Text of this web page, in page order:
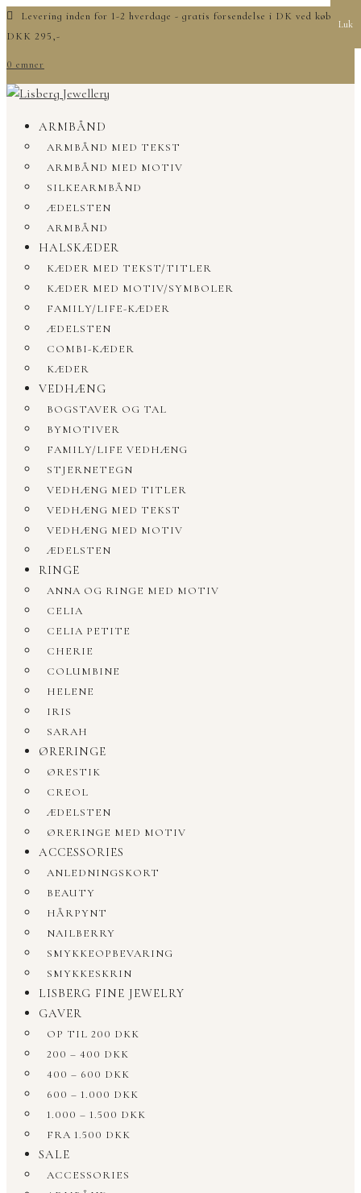
Levering inden for 1-2 hverdage - gratis forsendelse i DK ved køb over
DKK 295,-
0 emner
ARMBÅND
ARMBÅND MED TEKST
ARMBÅND MED MOTIV
SILKEARMBÅND
ÆDELSTEN
ARMBÅND
HALSKÆDER
KÆDER MED TEKST/TITLER
KÆDER MED MOTIV/SYMBOLER
FAMILY/LIFE-KÆDER
ÆDELSTEN
COMBI-KÆDER
KÆDER
VEDHÆNG
BOGSTAVER OG TAL
BYMOTIVER
FAMILY/LIFE VEDHÆNG
STJERNETEGN
VEDHÆNG MED TITLER
VEDHÆNG MED TEKST
VEDHÆNG MED MOTIV
ÆDELSTEN
RINGE
ANNA OG RINGE MED MOTIV
CELIA
CELIA PETITE
CHERIE
COLUMBINE
HELENE
IRIS
SARAH
ØRERINGE
ØRESTIK
CREOL
ÆDELSTEN
ØRERINGE MED MOTIV
ACCESSORIES
ANLEDNINGSKORT
BEAUTY
HÅRPYNT
NAILBERRY
SMYKKEOPBEVARING
SMYKKESKRIN
LISBERG FINE JEWELRY
GAVER
OP TIL 200 DKK
200 – 400 DKK
400 – 600 DKK
600 – 1.000 DKK
1.000 – 1.500 DKK
FRA 1.500 DKK
SALE
ACCESSORIES
Luk